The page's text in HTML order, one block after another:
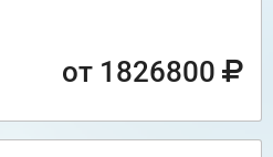
от 1826800